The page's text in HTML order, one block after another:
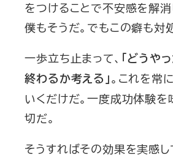
をつけることで不安感を解消
僕もそうだ。でもこの癖も対
一歩立ち止まって、 「どうや
終わるか考える」。これを常
いくだけだ。一度成功体験を
切だ。
そうすればその効果を実感し